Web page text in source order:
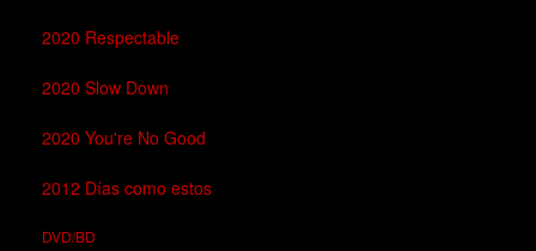
2020 Respectable
2020 Slow Down
2020 You're No Good
2012 Días como estos
DVD/BD